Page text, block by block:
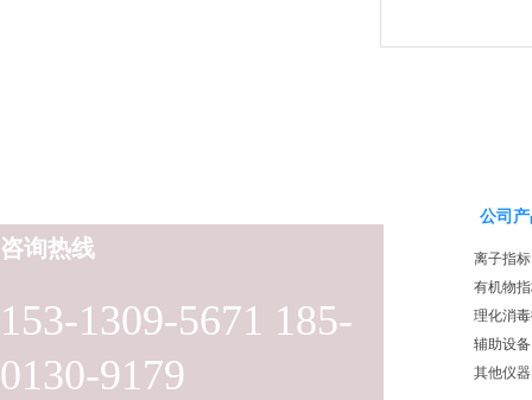
153-1309-5671 185-
0130-9179
咨询热线
公司
离子指标
有机物
理化消
辅助设备
其他仪器